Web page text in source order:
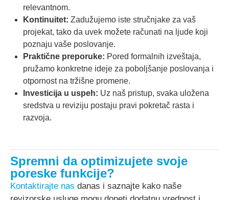
relevantnom.
Kontinuitet: Zadužujemo iste stručnjake za vaš
projekat, tako da uvek možete računati na ljude koji
poznaju vaše poslovanje.
Praktične preporuke: Pored formalnih izveštaja,
pružamo konkretne ideje za poboljšanje poslovanja i
otpornost na tržišne promene.
Investicija u uspeh: Uz naš pristup, svaka uložena
sredstva u reviziju postaju pravi pokretač rasta i
razvoja.
Spremni da optimizujete svoje
poreske funkcije?
Kontaktirajte nas danas i saznajte kako naše